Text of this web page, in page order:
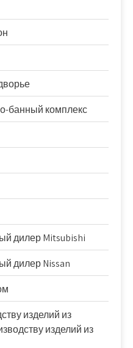
банный комплекс
дилер Mitsubishi
дилер Nissan
изделий из
изделий из